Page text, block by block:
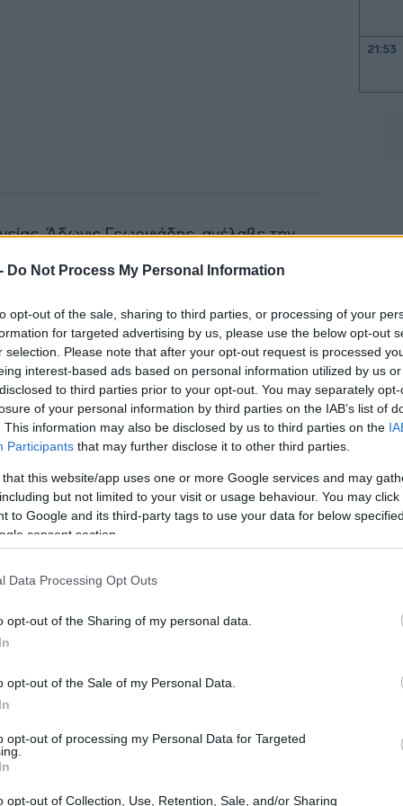
Do Not Process My Personal Information
opt-out of the sale, sharing to third parties, or processing of your
for targeted advertising by us, please use the below opt-out
selection. Please note that after your opt-out request is processed
interest-based ads based on personal information utilized by us
to third parties prior to your opt-out. You may separately
of your personal information by third parties on the IAB’s list of
This information may also be disclosed by us to third parties on the
Participants that may further disclose it to other third parties.
that this website/app uses one or more Google services and may
but not limited to your visit or usage behaviour. You may
to Google and its third-party tags to use your data for below
consent section.
Data Processing Opt Outs
opt-out of the Sharing of my personal data.
opt-out of the Sale of my Personal Data.
opt-out of processing my Personal Data for Targeted
opt-out of Collection, Use, Retention, Sale, and/or Sharing
Άδωνις Γεωργιάδης, ανέλαβε την
να μην πωλούνται καύσιμα σε
Ανάπτυξης, Τάκης Θεοδωρικάκος,
συμφώνησαν με την πρόταση και το
σχετική τροπολογία, η οποία θα
καταθέσει τον νέο Κ.Ο.Κ. στη
της Βουλής, ο κ. Θεοδωρικάκος,
κοινωνικό έργο σε αυτή την
για την σκέψη και την
Γεωργιάδη. Γιατί δεν υπάρχει
ζωή και την υγεία, από το να
Γιατί οι περισσότεροι που οδηγούν,
σε ηλικία που αισθάνονται άτρωτοι.
τις ανθρώπινες ζωές, γι' αυτό
21:53
21:03
20:53
20:23